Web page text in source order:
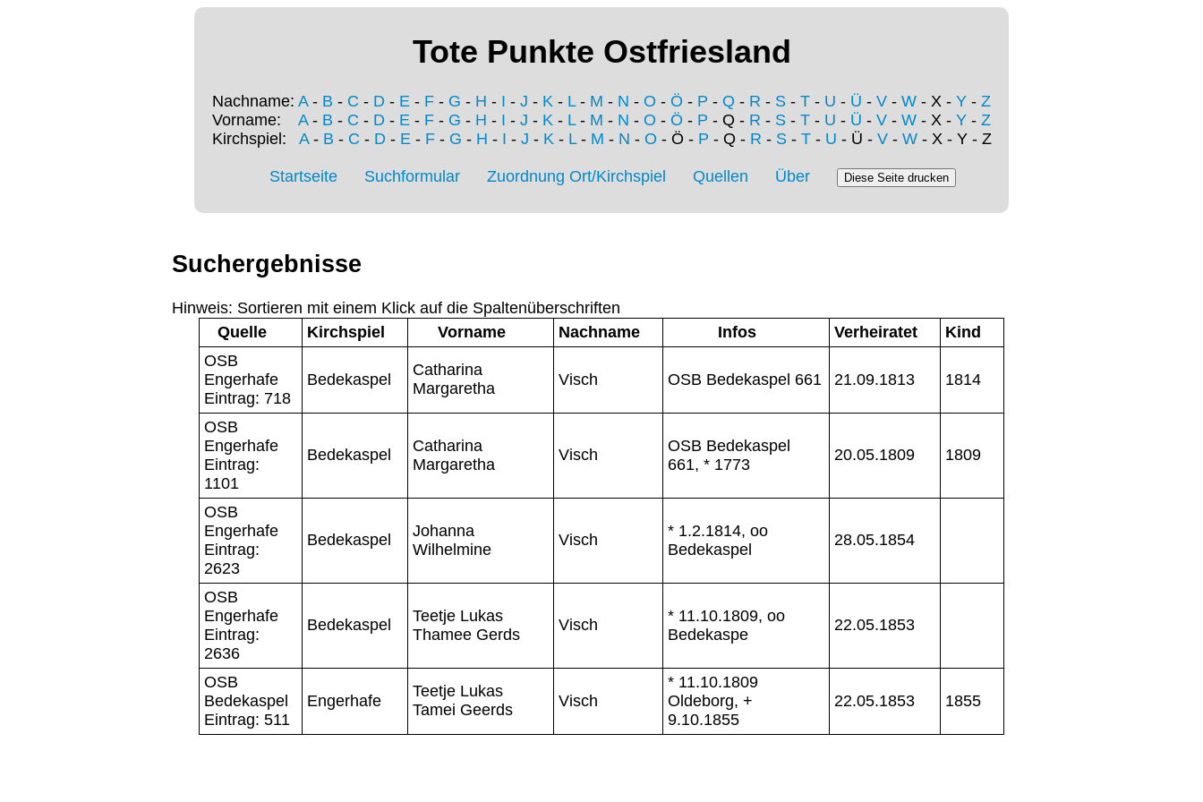
Tote Punkte Ostfriesland
Nachname: A- B - C - D - E - F - G - H - I - J - K - L- M - N - O - Ö - P - Q - R - S - T - U - Ü - V - W - X - Y - Z
Vorname: A- B - C - D - E - F - G - H - I - J - K - L- M - N - O - Ö - P - Q - R - S - T - U - Ü - V - W - X - Y - Z
Kirchspiel: A- B - C - D- E- F- G - H - I - J - K- L- M - N - O - Ö - P - Q - R - S- T- U - Ü - V- W- X - Y - Z
Startseite Suchformular Zuordnung Ort/Kirchspiel Quellen Über
Suchergebnisse
Hinweis: Sortieren mit einem Klick auf die Spaltenüberschriften
Quelle
Kirchspiel Vorname Nachname Infos Verheiratet
Kind
OSB
Engerhafe
Eintrag: 718
Bedekaspel
Catharina
Margaretha
Visch OSB Bedekaspel 661 21.09.1813 1814
OSB
Engerhafe
Eintrag:
1101
Bedekaspel
Catharina
Margaretha
Visch
OSB Bedekaspel
661, * 1773
20.05.1809 1809
OSB
Engerhafe
Eintrag:
2623
Bedekaspel
Johanna
Wilhelmine
Visch
* 1.2.1814, oo
Bedekaspel
28.05.1854
OSB
Engerhafe
Eintrag:
2636
Bedekaspel
Teetje Lukas
Thamee Gerds
Visch
* 11.10.1809, oo
Bedekaspe
22.05.1853
OSB
Bedekaspel
Eintrag: 511
Engerhafe
Teetje Lukas
Tamei Geerds
Visch
* 11.10.1809
Oldeborg, +
9.10.1855
22.05.1853 1855